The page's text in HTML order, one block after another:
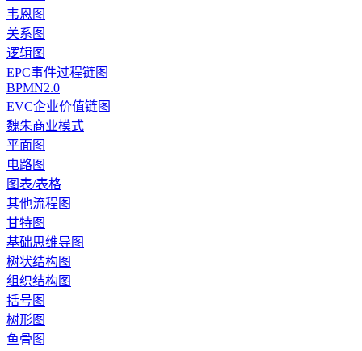
韦恩图
关系图
逻辑图
EPC事件过程链图
BPMN2.0
EVC企业价值链图
魏朱商业模式
平面图
电路图
图表/表格
其他流程图
甘特图
基础思维导图
树状结构图
组织结构图
括号图
树形图
鱼骨图